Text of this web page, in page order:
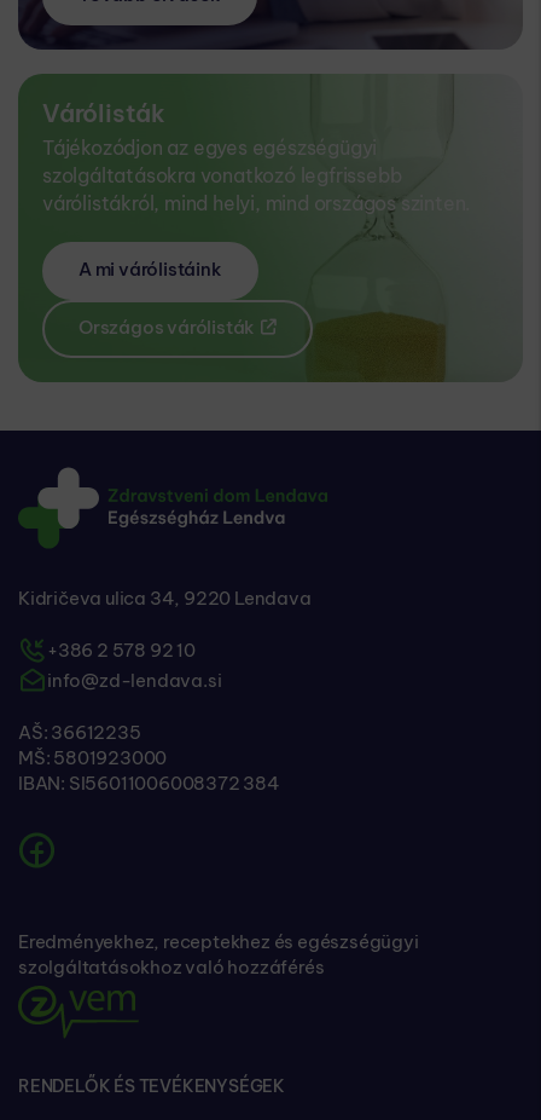
Várólisták
Tájékozódjon az egyes egészségügyi
szolgáltatásokra vonatkozó legfrissebb
várólistákról, mind helyi, mind országos szinten.
A mi várólistáink
Országos várólisták
Kidričeva ulica 34, 9220 Lendava
+386 2 578 92 10
info@zd-lendava.si
AŠ: 36612235
MŠ: 5801923000
IBAN: SI56011006008372 384
Eredményekhez, receptekhez és egészségügyi
szolgáltatásokhoz való hozzáférés
RENDELŐK ÉS TEVÉKENYSÉGEK